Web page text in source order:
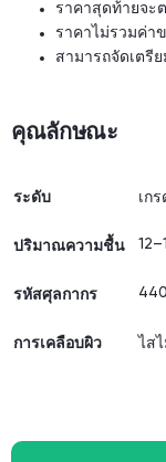
ราคาสุดท้ายจะ
ราคาไม่รวมค่า
สามารถจัดเตรี
คุณลักษณะ
ระดับ เก
ปริมาณความชื้น
รหัสศุลกากร
การเคลือบผิว ไส